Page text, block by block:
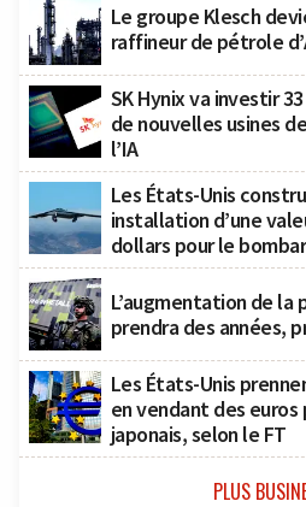
Le groupe Klesch
raffineur de pétrole
SK Hynix va investir
de nouvelles usines
l’IA
Les États-Unis
installation d’une
dollars pour le
L’augmentation de la
prendra des années,
Les États-Unis
en vendant des
japonais, selon le FT
PLUS